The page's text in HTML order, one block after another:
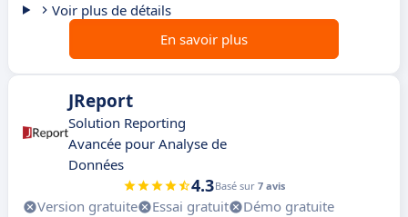
Voir plus de détails
En savoir plus
JReport
Solution Reporting
Avancée pour Analyse de
Données
4.3Basé sur 7 avis
Version gratuite Essai gratuit
Démo gratuite